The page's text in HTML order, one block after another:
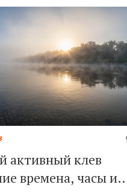
активный клев
времена, часы и